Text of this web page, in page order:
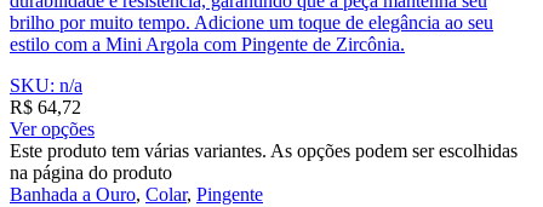
brilho por muito tempo. Adicione um toque de elegância ao seu
estilo com a Mini Argola com Pingente de Zircônia.
SKU: n/a
R$ 64,72
Ver opções
Este produto tem várias variantes. As opções podem ser escolhidas
na página do produto
Banhada a Ouro, Colar, Pingente